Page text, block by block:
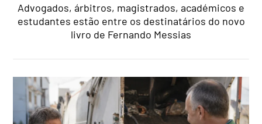
Advogados, árbitros, magistrados, académicos e
estudantes estão entre os destinatários do novo
livro de Fernando Messias